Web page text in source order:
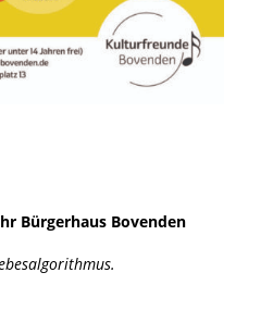
Bürgerhaus Bovenden